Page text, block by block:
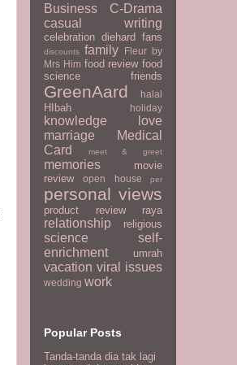
Business
C-Drama
casual writing
celebration diehard fans
discounts family
Fleur by
Mrs Him food review food
science
friends
GreenAard halal
HIbah holiday
knowledge
love
marriage
Medical
Card
meet & greet
memories
movie
review
open house per
personal views
product review raya
relationship religious
science
self-
enrichment
umrah
vacation viral issues
wedding work
Popular Posts
Tanda-tanda dia tak lagi